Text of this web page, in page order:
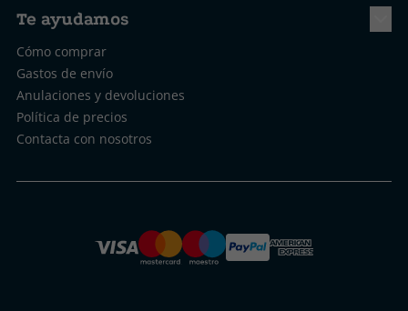
Te ayudamos
Cómo comprar
Gastos de envío
Anulaciones y devoluciones
Política de precios
Contacta con nosotros